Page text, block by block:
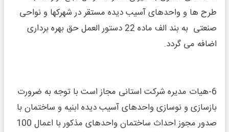
طرح ها و واحدهای آسیب دیده مستقر در شهرکها و نواحی
صنعتی به بند الف ماده 22 دستور العمل حق بهره برداری
اضافه می گردد.
6-هیات مدیره شرکت استانی مجاز است با توجه به ضرورت
بازسازی و نوسازی واحدهای آسیب دیده ابنیه و ساختمان با
صدور مجوز احداث ساختمان واحدهای مذکور با اعمال 100